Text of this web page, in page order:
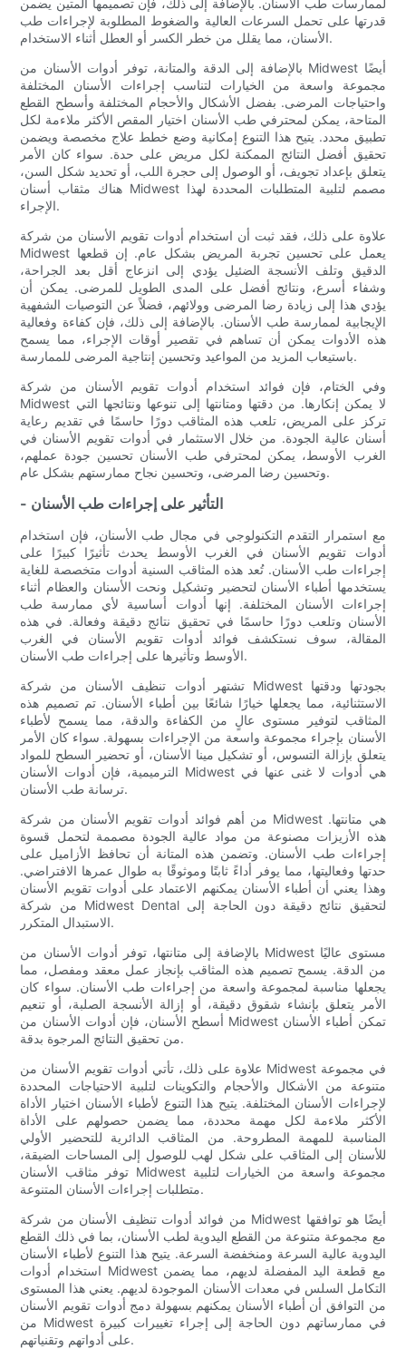
لممارسات طب الأسنان. بالإضافة إلى ذلك، فإن تصميمها المتين يضمن
قدرتها على تحمل السرعات العالية والضغوط المطلوبة لإجراءات طب
الأسنان، مما يقلل من خطر الكسر أو العطل أثناء الاستخدام.
بالإضافة إلى الدقة والمتانة، توفر أدوات الأسنان من Midwest أيضًا
مجموعة واسعة من الخيارات لتناسب إجراءات الأسنان المختلفة
واحتياجات المرضى. بفضل الأشكال والأحجام المختلفة وأسطح القطع
المتاحة، يمكن لمحترفي طب الأسنان اختيار المقص الأكثر ملاءمة لكل
تطبيق محدد. يتيح هذا التنوع إمكانية وضع خطط علاج مخصصة ويضمن
تحقيق أفضل النتائج الممكنة لكل مريض على حدة. سواء كان الأمر
يتعلق بإعداد تجويف، أو الوصول إلى حجرة اللب، أو تحديد شكل السن،
هناك مثقاب أسنان Midwest مصمم لتلبية المتطلبات المحددة لهذا
الإجراء.
علاوة على ذلك، فقد ثبت أن استخدام أدوات تقويم الأسنان من شركة
Midwest يعمل على تحسين تجربة المريض بشكل عام. إن قطعها
الدقيق وتلف الأنسجة الضئيل يؤدي إلى انزعاج أقل بعد الجراحة،
وشفاء أسرع، ونتائج أفضل على المدى الطويل للمرضى. يمكن أن
يؤدي هذا إلى زيادة رضا المرضى وولائهم، فضلاً عن التوصيات الشفهية
الإيجابية لممارسة طب الأسنان. بالإضافة إلى ذلك، فإن كفاءة وفعالية
هذه الأدوات يمكن أن تساهم في تقصير أوقات الإجراء، مما يسمح
باستيعاب المزيد من المواعيد وتحسين إنتاجية المرضى للممارسة.
وفي الختام، فإن فوائد استخدام أدوات تقويم الأسنان من شركة
Midwest لا يمكن إنكارها. من دقتها ومتانتها إلى تنوعها ونتائجها التي
تركز على المريض، تلعب هذه المثاقب دورًا حاسمًا في تقديم رعاية
أسنان عالية الجودة. من خلال الاستثمار في أدوات تقويم الأسنان في
الغرب الأوسط، يمكن لمحترفي طب الأسنان تحسين جودة عملهم،
وتحسين رضا المرضى، وتحسين نجاح ممارستهم بشكل عام.
- التأثير على إجراءات طب الأسنان
مع استمرار التقدم التكنولوجي في مجال طب الأسنان، فإن استخدام
أدوات تقويم الأسنان في الغرب الأوسط يحدث تأثيرًا كبيرًا على
إجراءات طب الأسنان. تُعد هذه المثاقب السنية أدوات متخصصة للغاية
يستخدمها أطباء الأسنان لتحضير وتشكيل ونحت الأسنان والعظام أثناء
إجراءات الأسنان المختلفة. إنها أدوات أساسية لأي ممارسة طب
الأسنان وتلعب دورًا حاسمًا في تحقيق نتائج دقيقة وفعالة. في هذه
المقالة، سوف نستكشف فوائد أدوات تقويم الأسنان في الغرب
الأوسط وتأثيرها على إجراءات طب الأسنان.
تشتهر أدوات تنظيف الأسنان من شركة Midwest بجودتها ودقتها
الاستثنائية، مما يجعلها خيارًا شائعًا بين أطباء الأسنان. تم تصميم هذه
المثاقب لتوفير مستوى عالٍ من الكفاءة والدقة، مما يسمح لأطباء
الأسنان بإجراء مجموعة واسعة من الإجراءات بسهولة. سواء كان الأمر
يتعلق بإزالة التسوس، أو تشكيل مينا الأسنان، أو تحضير السطح للمواد
الترميمية، فإن أدوات الأسنان Midwest هي أدوات لا غنى عنها في
ترسانة طب الأسنان.
من أهم فوائد أدوات تقويم الأسنان من شركة Midwest هي متانتها.
هذه الأزيزات مصنوعة من مواد عالية الجودة مصممة لتحمل قسوة
إجراءات طب الأسنان. وتضمن هذه المتانة أن تحافظ الأزاميل على
حدتها وفعاليتها، مما يوفر أداءً ثابتًا وموثوقًا به طوال عمرها الافتراضي.
وهذا يعني أن أطباء الأسنان يمكنهم الاعتماد على أدوات تقويم الأسنان
من شركة Midwest Dental لتحقيق نتائج دقيقة دون الحاجة إلى
الاستبدال المتكرر.
بالإضافة إلى متانتها، توفر أدوات الأسنان من Midwest مستوى عاليًا
من الدقة. يسمح تصميم هذه المثاقب بإنجاز عمل معقد ومفصل، مما
يجعلها مناسبة لمجموعة واسعة من إجراءات طب الأسنان. سواء كان
الأمر يتعلق بإنشاء شقوق دقيقة، أو إزالة الأنسجة الصلبة، أو تنعيم
أسطح الأسنان، فإن أدوات الأسنان من Midwest تمكن أطباء الأسنان
من تحقيق النتائج المرجوة بدقة.
علاوة على ذلك، تأتي أدوات تقويم الأسنان من Midwest في مجموعة
متنوعة من الأشكال والأحجام والتكوينات لتلبية الاحتياجات المحددة
لإجراءات الأسنان المختلفة. يتيح هذا التنوع لأطباء الأسنان اختيار الأداة
الأكثر ملاءمة لكل مهمة محددة، مما يضمن حصولهم على الأداة
المناسبة للمهمة المطروحة. من المثاقب الدائرية للتحضير الأولي
للأسنان إلى المثاقب على شكل لهب للوصول إلى المساحات الضيقة،
توفر مثاقب الأسنان Midwest مجموعة واسعة من الخيارات لتلبية
متطلبات إجراءات الأسنان المتنوعة.
من فوائد أدوات تنظيف الأسنان من شركة Midwest أيضًا هو توافقها
مع مجموعة متنوعة من القطع اليدوية لطب الأسنان، بما في ذلك القطع
اليدوية عالية السرعة ومنخفضة السرعة. يتيح هذا التنوع لأطباء الأسنان
استخدام أدوات Midwest مع قطعة اليد المفضلة لديهم، مما يضمن
التكامل السلس في معدات الأسنان الموجودة لديهم. يعني هذا المستوى
من التوافق أن أطباء الأسنان يمكنهم بسهولة دمج أدوات تقويم الأسنان
من Midwest في ممارساتهم دون الحاجة إلى إجراء تغييرات كبيرة
على أدواتهم وتقنياتهم.